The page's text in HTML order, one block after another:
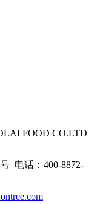
FOOD CO.LTD
电话：400-8872-